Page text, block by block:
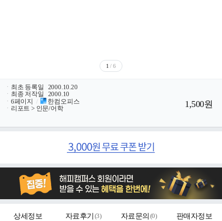
1 / 6
ㆍ 최초 등록일
2000.10.20
ㆍ 최종 저작일
2000.10
ㆍ 6페이지 /
한컴오피스
ㆍ 리포트 > 인문/어학 1,500원
상세정보 자료후기 (3) 자료문의 (0) 판매자정보